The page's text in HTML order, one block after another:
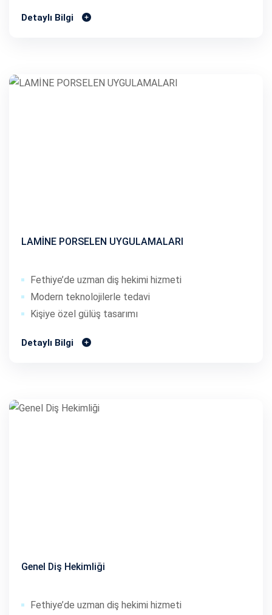
Detaylı Bilgi
LAMİNE PORSELEN UYGULAMALARI
Fethiye’de uzman diş hekimi hizmeti
Modern teknolojilerle tedavi
Kişiye özel gülüş tasarımı
Detaylı Bilgi
Genel Diş Hekimliği
Fethiye’de uzman diş hekimi hizmeti